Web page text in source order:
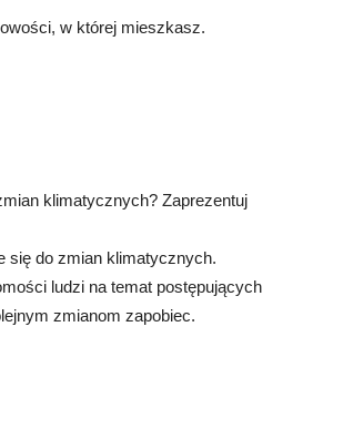
w której mieszkasz.
klimatycznych? Zaprezentuj
się do zmian klimatycznych.
ludzi na temat postępujących
zmianom zapobiec.